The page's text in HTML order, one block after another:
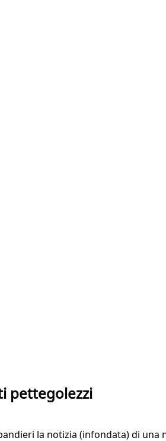
pettegolezzi
la notizia (infondata) di